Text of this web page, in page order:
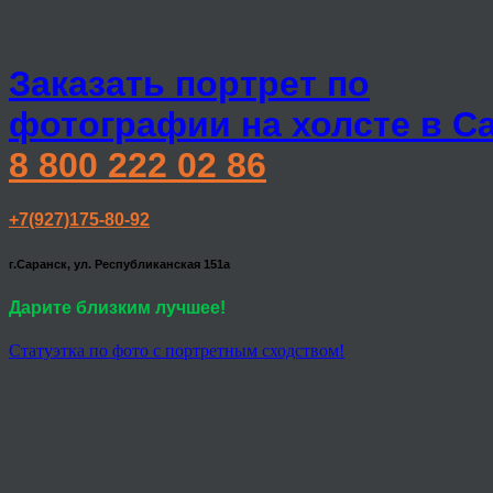
Заказать портрет по
фотографии на холсте в
8 800 222 02 86
+7(927)175-80-92
г.Саранск, ул. Республиканская 151а
Дарите близким лучшее!
Статуэтка по фото с портретным сходством!